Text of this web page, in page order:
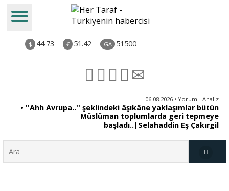
$ 44.73 € 51.42 GA 51500
06.08.2026 • Yorum - Analiz
• ''Ahh Avrupa..'' şeklindeki âşıkâne yaklaşımlar bütün
Müslüman toplumlarda geri tepmeye
başladı..|Selahaddin Eş Çakırgil